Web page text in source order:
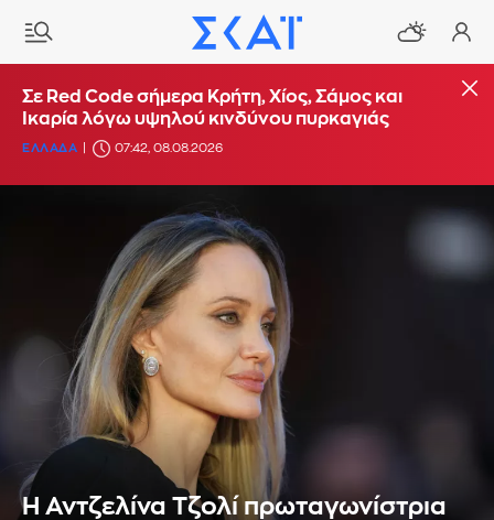
Σε Red Code σήμερα Κρήτη, Χίος, Σάμος και
Ικαρία λόγω υψηλού κινδύνου πυρκαγιάς
ΕΛΛΑΔΑ 07:42, 08.08.2026
Η Αντζελίνα Τζολί πρωταγωνίστρια